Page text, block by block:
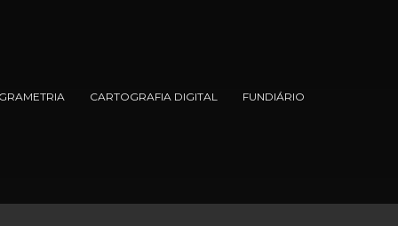
CARTOGRAFIA DIGITAL FUNDIÁRIO